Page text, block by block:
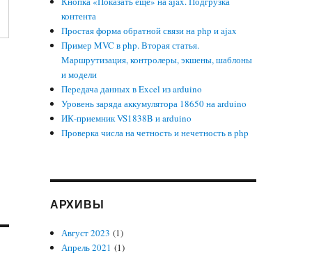
контента
Простая форма обратной связи на php и ajax
Пример MVC в php. Вторая статья.
Маршрутизация, контролеры, экшены, шаблоны
и модели
Передача данных в Excel из arduino
Уровень заряда аккумулятора 18650 на arduino
ИК-приемник VS1838B и arduino
Проверка числа на четность и нечетность в php
АРХИВЫ
Август 2023 (1)
Апрель 2021 (1)